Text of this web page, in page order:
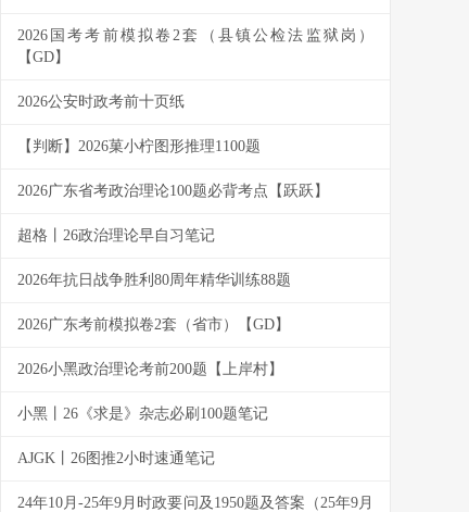
2026国考考前模拟卷2套（县镇公检法监狱岗）
【GD】
2026公安时政考前十页纸
【判断】2026菓小柠图形推理1100题
2026广东省考政治理论100题必背考点【跃跃】
超格丨26政治理论早自习笔记
2026年抗日战争胜利80周年精华训练88题
2026广东考前模拟卷2套（省市）【GD】
2026小黑政治理论考前200题【上岸村】
小黑丨26《求是》杂志必刷100题笔记
AJGK丨26图推2小时速通笔记
24年10月-25年9月时政要问及1950题及答案（25年9月